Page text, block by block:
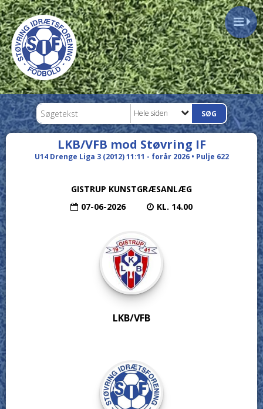
Hele siden
LKB/VFB mod Støvring IF
U14 Drenge Liga 3 (2012) 11:11 - forår 2026 • Pulje 622
GISTRUP KUNSTGRÆSANLÆG
07-06-2026
KL. 14.00
LKB/VFB